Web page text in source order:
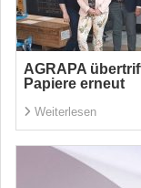
AGRAPA
Papiere erneut
Weiterlesen